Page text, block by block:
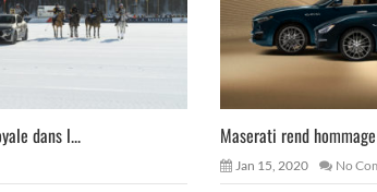
dans l... Maserati rend
Jan 15, 2020 No